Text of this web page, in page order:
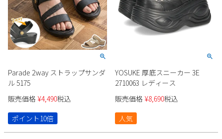
Parade 2way ストラップサンダ
ル 5175
販売価格 ¥4,490税込
ポイント10倍
YOSUKE 厚底スニーカー 3E
2710063 レディース
販売価格 ¥8,690税込
人気